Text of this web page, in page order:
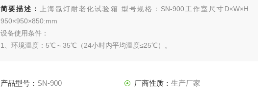
简要描述：
上海氙灯耐老化试验箱 型号规格：SN-900工作室尺寸D×W×H
950×950×850:mm
设备使用条件：
1、环境温度：5℃～35℃（24小时内平均温度≤25℃）。
4、机器放置前后左右各80公分不可放置东西，方便维护操作。
产品型号： SN-900 厂商性质： 生产厂家